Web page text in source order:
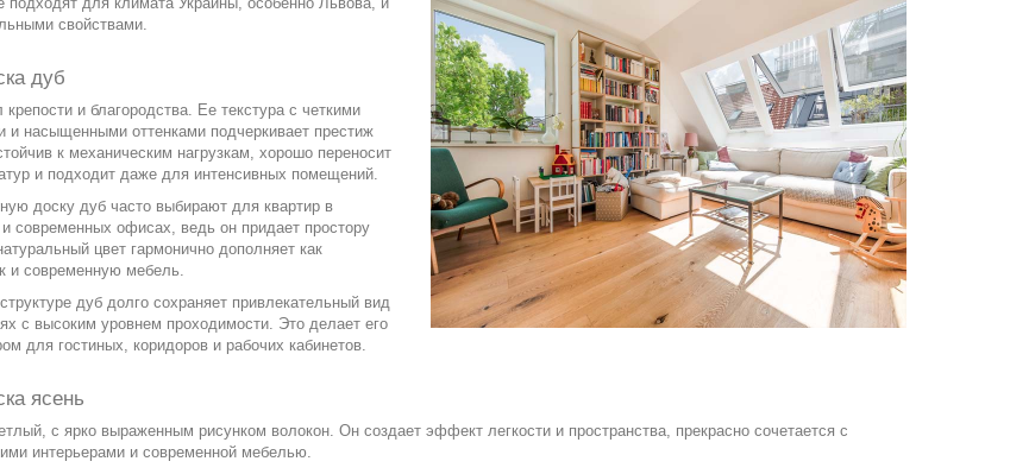
свойствами.
дуб
и благородства. Ее текстура с четкими
и насыщенными оттенками подчеркивает престиж
к механическим нагрузкам, хорошо переносит
и подходит даже для интенсивных помещений.
доску дуб часто выбирают для квартир в
современных офисах, ведь он придает простору
цвет гармонично дополняет как
и современную мебель.
дуб долго сохраняет привлекательный вид
с высоким уровнем проходимости. Это делает его
для гостиных, коридоров и рабочих кабинетов.
ясень
с ярко выраженным рисунком волокон. Он создает эффект легкости и пространства, прекрасно сочетается с
интерьерами и современной мебелью.